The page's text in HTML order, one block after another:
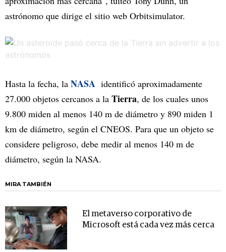
astrónomo que dirige el sitio web Orbitsimulator.
Hasta la fecha, la NASA identificó aproximadamente
27.000 objetos cercanos a la Tierra, de los cuales unos
9.800 miden al menos 140 m de diámetro y 890 miden 1
km de diámetro, según el CNEOS. Para que un objeto se
considere peligroso, debe medir al menos 140 m de
diámetro, según la NASA.
MIRA TAMBIÉN
El metaverso corporativo de
Microsoft está cada vez más cerca